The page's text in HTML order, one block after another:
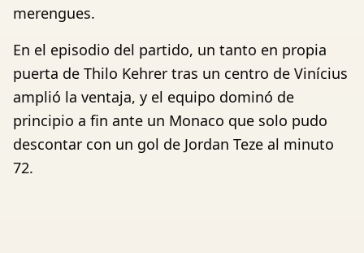
merengues.
En el episodio del partido, un tanto en propia
puerta de Thilo Kehrer tras un centro de Vinícius
amplió la ventaja, y el equipo dominó de
principio a fin ante un Monaco que solo pudo
descontar con un gol de Jordan Teze al minuto
72.